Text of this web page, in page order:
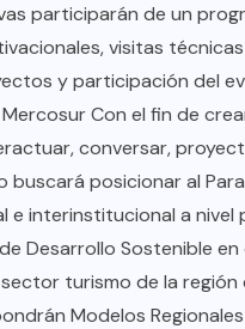
participarán de un
visitas
y participación del
Mercosur Con el fin de
conversar,
buscará posicionar al
e interinstitucional a
Desarrollo Sostenible
turismo de la región
Modelos